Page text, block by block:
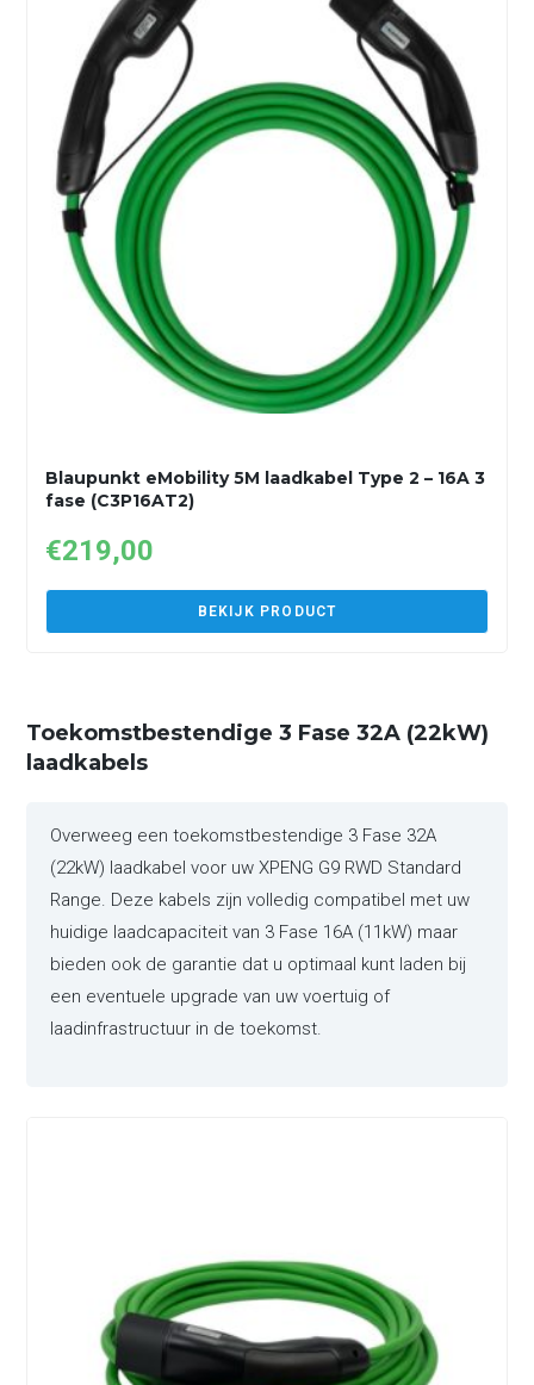
Blaupunkt eMobility 5M laadkabel Type 2 – 16A 3
fase (C3P16AT2)
€219,00
BEKIJK PRODUCT
Toekomstbestendige 3 Fase 32A (22kW)
laadkabels
Overweeg een toekomstbestendige 3 Fase 32A
(22kW) laadkabel voor uw XPENG G9 RWD Standard
Range. Deze kabels zijn volledig compatibel met uw
huidige laadcapaciteit van 3 Fase 16A (11kW) maar
bieden ook de garantie dat u optimaal kunt laden bij
een eventuele upgrade van uw voertuig of
laadinfrastructuur in de toekomst.